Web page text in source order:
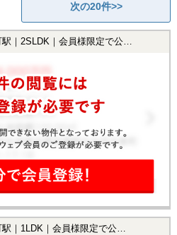
次の20件>>
2SLDK｜会員様限定で公開中！】
1LDK｜会員様限定で公開中！】